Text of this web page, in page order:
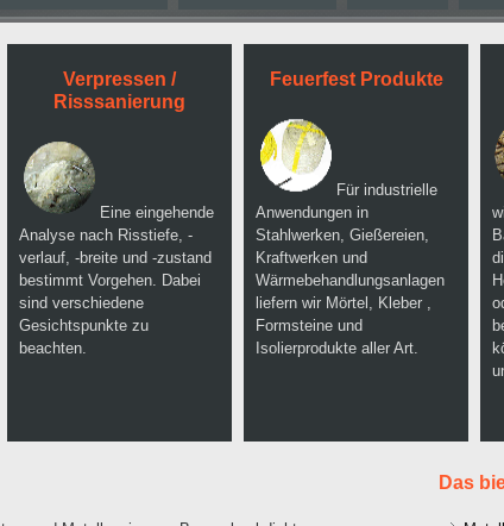
Verpressen /
Risssanierung
Eine eingehende
Analyse nach Risstiefe, -
verlauf, -breite und -zustand
bestimmt Vorgehen. Dabei
sind verschiedene
Gesichtspunkte zu
beachten.
Feuerfest Produkte
Für industrielle
Anwendungen in
Stahlwerken, Gießereien,
Kraftwerken und
Wärmebehandlungsanlagen
liefern wir Mörtel, Kleber ,
Formsteine und
Isolierprodukte aller Art.
Das